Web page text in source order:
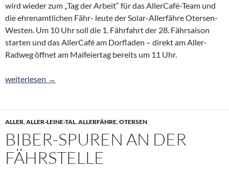
wird wieder zum „Tag der Arbeit“ für das AllerCafé-Team und
die ehrenamtlichen Fähr- leute der Solar-Allerfähre Otersen-
Westen. Um 10 Uhr soll die 1. Fährfahrt der 28. Fährsaison
starten und das AllerCafé am Dorfladen – direkt am Aller-
Radweg öffnet am Maifeiertag bereits um 11 Uhr.
AllerCafé & Allerfähre starten am 1. Mai in die Saison 2024 –
weiterlesen →
ALLER,ALLER-LEINE-TAL,ALLERFÄHRE,OTERSEN
BIBER-SPUREN AN DER
FÄHRSTELLE